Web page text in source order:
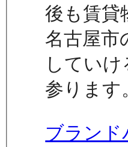
後も賃貸
名古屋市
してい
参ります
ブランド